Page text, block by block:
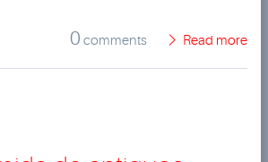
0 comments Read more